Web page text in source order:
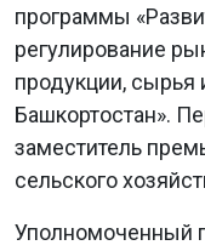
программы
регулирование
продукции, сырья
Башкортостан».
заместитель
сельского
Уполномоченный